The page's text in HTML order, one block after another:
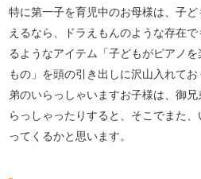
特に第一子を育児中のお母様は、子
えるなら、ドラえもんのような存在
るようなアイテム「子どもがピアノ
もの」を頭の引き出しに沢山入れて
弟のいらっしゃいますお子様は、御
らっしゃったりすると、そこでまた
ってくるかと思います。